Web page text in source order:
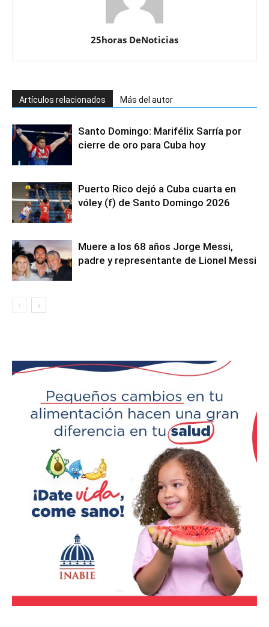
25horas DeNoticias
Artículos relacionados Más del autor
Santo Domingo: Marifélix Sarría por
cierre de oro para Cuba hoy
Puerto Rico dejó a Cuba cuarta en
vóley (f) de Santo Domingo 2026
Muere a los 68 años Jorge Messi,
padre y representante de Lionel Messi